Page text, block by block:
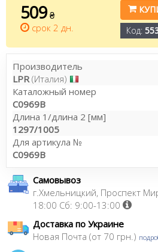
509 ₴
срок 2 дн.
Код:
Производитель
LPR (Италия)
Каталожный номер
C0969B
Длина 1/длина 2 [мм]
1297/1005
Для артикула №
C0969B
Самовывоз
г.Хмельницкий, Проспект
18:00 Сб: 9:00-13:00
Доставка по Украине
Новая Почта (от 70 грн.)